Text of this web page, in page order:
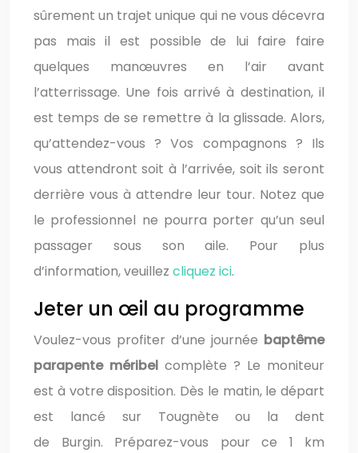
sûrement un trajet unique qui ne vous décevra
pas mais il est possible de lui faire faire
quelques manœuvres en l’air avant
l’atterrissage. Une fois arrivé à destination, il
est temps de se remettre à la glissade. Alors,
qu’attendez-vous ? Vos compagnons ? Ils
vous attendront soit à l’arrivée, soit ils seront
derrière vous à attendre leur tour. Notez que
le professionnel ne pourra porter qu’un seul
passager sous son aile. Pour plus
d’information, veuillez cliquez ici.
Jeter un œil au programme
Voulez-vous profiter d’une journée baptême
parapente méribel complète ? Le moniteur
est à votre disposition. Dès le matin, le départ
est lancé sur Tougnète ou la dent
de Burgin. Préparez-vous pour ce 1 km